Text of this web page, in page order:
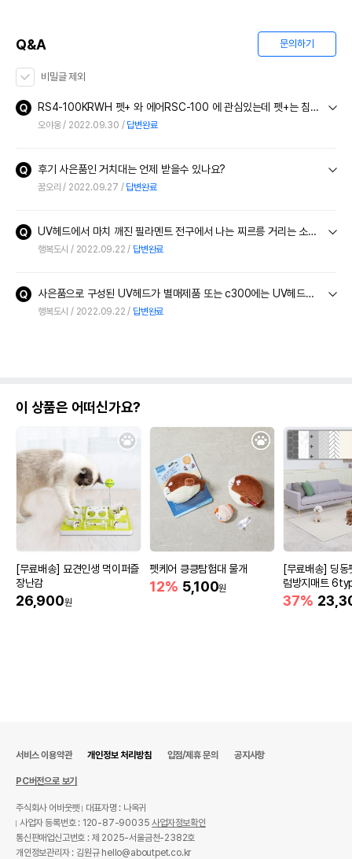
Q&A 문의하기
비밀글 제외
RS4-100KRWH 펫+ 와 에어RSC-100 에 관심있는데 펫+는 침구전용인가요? 원룸이라 침구털과 바닥 등 다 청소할수있는 상품이 어떤건가요?
오야옹 2022.09.30 답변완료
후기 사은품인 거치대는 언제 받을수 있나요?
꿈오리 2022.09.27 답변완료
UV헤드에서 마치 깨진 필라멘트 전구에서 나는 찌르릉 거리는 소리가 납니다.(미사용중에 제품을 조금이라도 움직이거나 흔들면) 이것이 정상인지요?
행복도시 2022.09.22 답변완료
사은품으로 구성된 UV헤드가 별매제품 또는 c300에는 UV헤드용 플로러용 교체 브러쉬가 함께 들어 있습니다만... 사은품은 교체용 플로어 브러쉬가 없습니다. 이게 정상인지요?
행복도시 2022.09.22 답변완료
이 상품은 어떠신가요?
[무료배송] 묘견인생 먹이퍼즐
장난감
26,900원
펫케어 킁킁탐험대 물개
12% 5,100원
[무료배송] 딩동
럼방지매트
37%
서비스 이용약관 개인정보 처리방침 입점/제휴 문의 공지사항
PC버전으로 보기
주식회사 어바웃펫
대표자명 : 나옥귀
사업자 등록번호 : 120-87-90035사업자정보확인
통신판매업신고번호 : 제 2025-서울금천-2382호
개인정보관리자 : 김원규 hello@aboutpet.co.kr